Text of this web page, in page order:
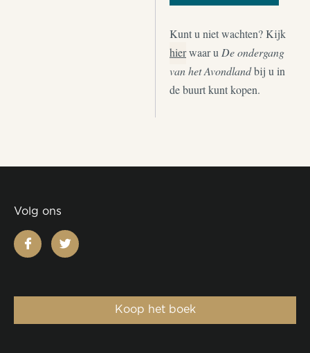
Kunt u niet wachten? Kijk
hierwaar u De ondergang
van het Avondlandbij u in
de buurt kunt kopen.
Volg ons
facebooktwitter
Koop het boek